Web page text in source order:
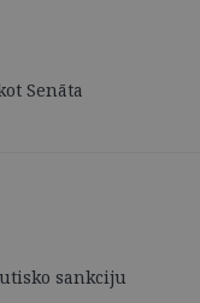
Senāta
sankciju